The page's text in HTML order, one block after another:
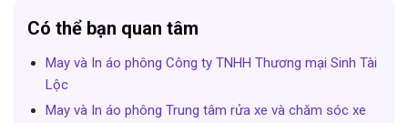
Có thể bạn quan tâm
May và In áo phông Công ty TNHH Thương mại Sinh Tài
Lộc
May và In áo phông Trung tâm rửa xe và chăm sóc xe